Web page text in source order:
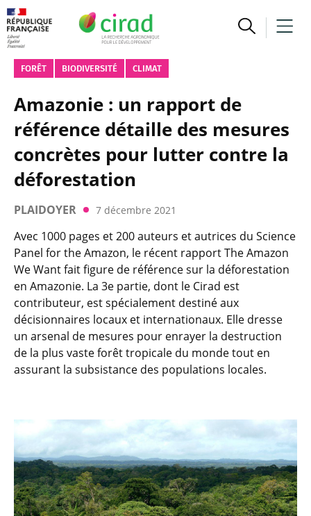
FORÊT BIODIVERSITÉ CLIMAT
Amazonie : un rapport de
référence détaille des mesures
concrètes pour lutter contre la
déforestation
PLAIDOYER 7 décembre 2021
Avec 1000 pages et 200 auteurs et autrices du Science
Panel for the Amazon, le récent rapport The Amazon
We Want fait figure de référence sur la déforestation
en Amazonie. La 3e partie, dont le Cirad est
contributeur, est spécialement destiné aux
décisionnaires locaux et internationaux. Elle dresse
un arsenal de mesures pour enrayer la destruction
de la plus vaste forêt tropicale du monde tout en
assurant la subsistance des populations locales.